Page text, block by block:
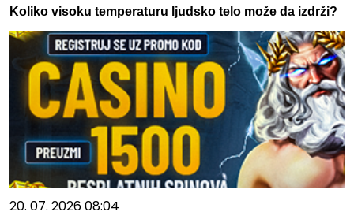
Koliko visoku temperaturu ljudsko telo može da izdrži?
20. 07. 2026 08:04